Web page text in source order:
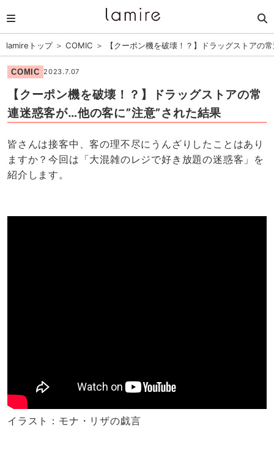
lamireトップ＞ COMIC ＞ 【クーポン機を破壊！？】ドラッグストアの
COMIC 2023.7.07
【クーポン機を破壊！？】ドラッグストアの常
連迷惑客が…他の客に”注意”された結果
皆さんは接客中、客の理不尽にうんざりしたことはあり
ますか？今回は「大混雑のレジで好き放題の迷惑客」を
紹介します。
イラスト：モナ・リザの戯言